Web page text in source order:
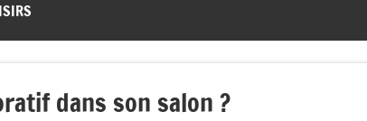
dans son salon ?